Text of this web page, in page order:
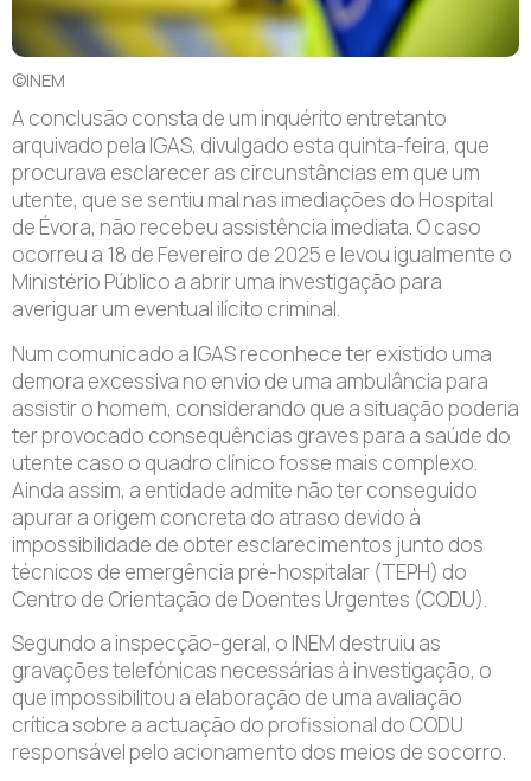
©INEM
A conclusão consta de um inquérito entretanto
arquivado pela IGAS, divulgado esta quinta-feira, que
procurava esclarecer as circunstâncias em que um
utente, que se sentiu mal nas imediações do Hospital
de Évora, não recebeu assistência imediata. O caso
ocorreu a 18 de Fevereiro de 2025 e levou igualmente o
Ministério Público a abrir uma investigação para
averiguar um eventual ilícito criminal.
Num comunicado a IGAS reconhece ter existido uma
demora excessiva no envio de uma ambulância para
assistir o homem, considerando que a situação poderia
ter provocado consequências graves para a saúde do
utente caso o quadro clínico fosse mais complexo.
Ainda assim, a entidade admite não ter conseguido
apurar a origem concreta do atraso devido à
impossibilidade de obter esclarecimentos junto dos
técnicos de emergência pré-hospitalar (TEPH) do
Centro de Orientação de Doentes Urgentes (CODU).
Segundo a inspecção-geral, o INEM destruiu as
gravações telefónicas necessárias à investigação, o
que impossibilitou a elaboração de uma avaliação
crítica sobre a actuação do profissional do CODU
responsável pelo acionamento dos meios de socorro.